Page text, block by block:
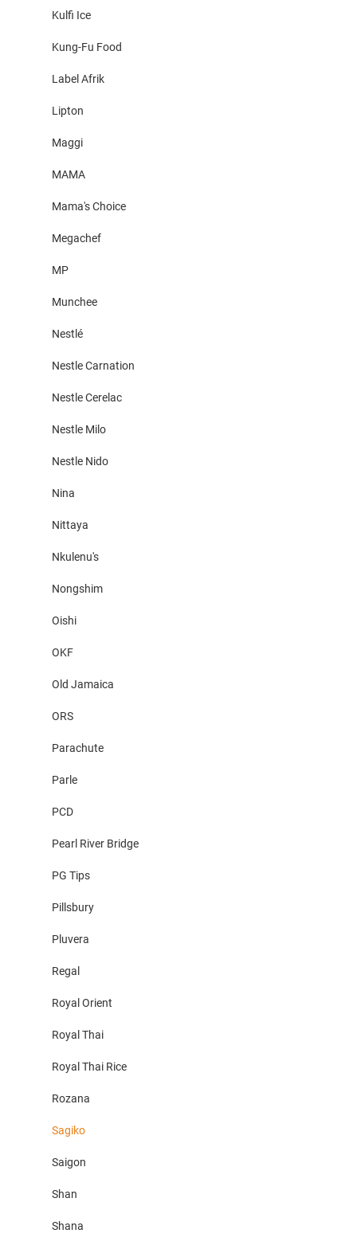
Kulfi Ice
Kung-Fu Food
Label Afrik
Lipton
Maggi
MAMA
Mama's Choice
Megachef
MP
Munchee
Nestlé
Nestle Carnation
Nestle Cerelac
Nestle Milo
Nestle Nido
Nina
Nittaya
Nkulenu's
Nongshim
Oishi
OKF
Old Jamaica
ORS
Parachute
Parle
PCD
Pearl River Bridge
PG Tips
Pillsbury
Pluvera
Regal
Royal Orient
Royal Thai
Royal Thai Rice
Rozana
Sagiko
Saigon
Shan
Shana